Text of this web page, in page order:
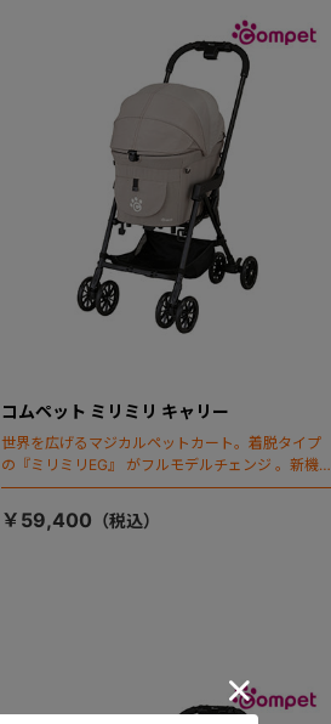
コムペット ミリミリ キャリー
世界を広げるマジカルペットカート。着脱タイプ
の『ミリミリEG』 がフルモデルチェンジ 。新機能
「マジカルフォールディング」搭載
￥59,400